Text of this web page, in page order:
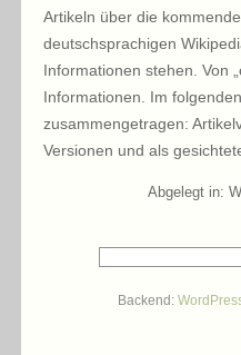
Artikeln über die
deutschsprachigen
Informationen stehen. Von
Informationen. Im
zusammengetragen:
Versionen und als
Abgelegt in:
Backend: